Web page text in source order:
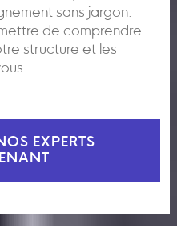
sans jargon.
de comprendre
structure et les
EXPERTS